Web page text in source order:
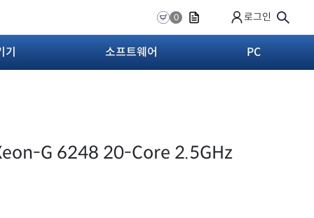
0 로그인
소프트웨어 PC
G 6248 20-Core 2.5GHz